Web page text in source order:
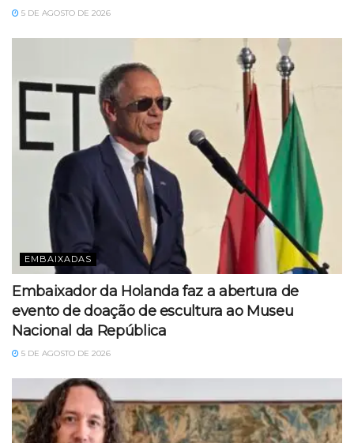
5 DE AGOSTO DE 2026
EMBAIXADAS
Embaixador da Holanda faz a abertura de
evento de doação de escultura ao Museu
Nacional da República
5 DE AGOSTO DE 2026